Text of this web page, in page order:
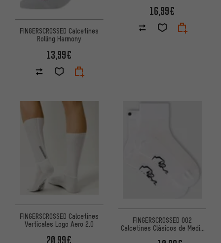
FINGERSCROSSED Calcetines
Rolling Harmony
13,99€
16,99€
FINGERSCROSSED Calcetines
Verticales Logo Aero 2.0
20,99€
FINGERSCROSSED 002
Calcetines Clásicos de Media